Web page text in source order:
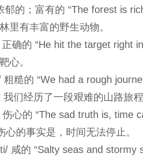
郁的；富有的 “The forest is
里有丰富的野生动物。
确的 “He hit the target right
心。
糙的 “We had a rough
我们经历了一段艰难的山路旅
心的 “The sad truth is, time
心的事实是，时间无法停止。
咸的 “Salty seas and stormy